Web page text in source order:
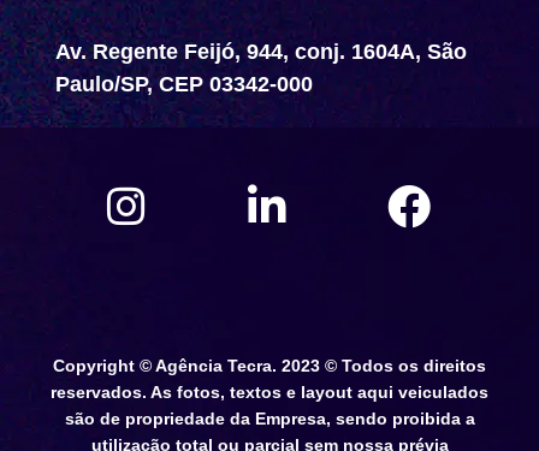
Av. Regente Feijó, 944, conj. 1604A, São
Paulo/SP, CEP 03342-000
Copyright © Agência Tecra. 2023 © Todos os direitos
reservados. As fotos, textos e layout aqui veiculados
são de propriedade da Empresa, sendo proibida a
utilização total ou parcial sem nossa prévia